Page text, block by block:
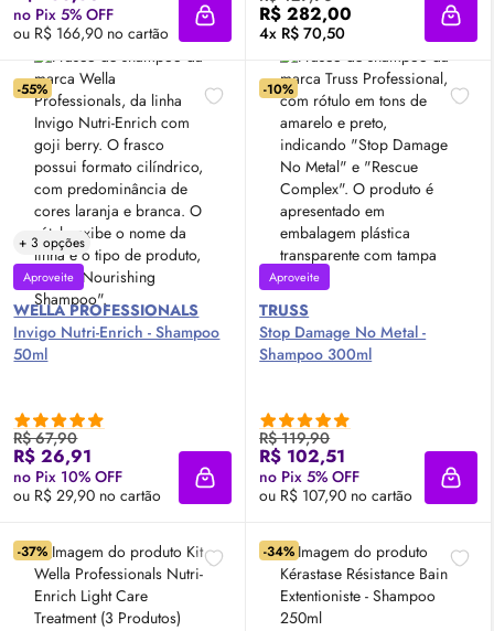
no Pix 5% OFF
ou R$ 166,90 no cartão
Adicionar à sacola
R$ 282,00
4x R$ 70,50
-55%
+ 3 opções
Aproveite
WELLA PROFESSIONALS
Invigo Nutri-Enrich - Shampoo
50ml
R$ 67,90
R$ 26,91
no Pix 10% OFF
ou R$ 29,90 no cartão
Adicionar à sacola
-10%
Aproveite
TRUSS
Stop Damage No Metal -
Shampoo 300ml
R$ 119,90
R$ 102,51
no Pix 5% OFF
ou R$ 107,90 no cartão
-37% -34%